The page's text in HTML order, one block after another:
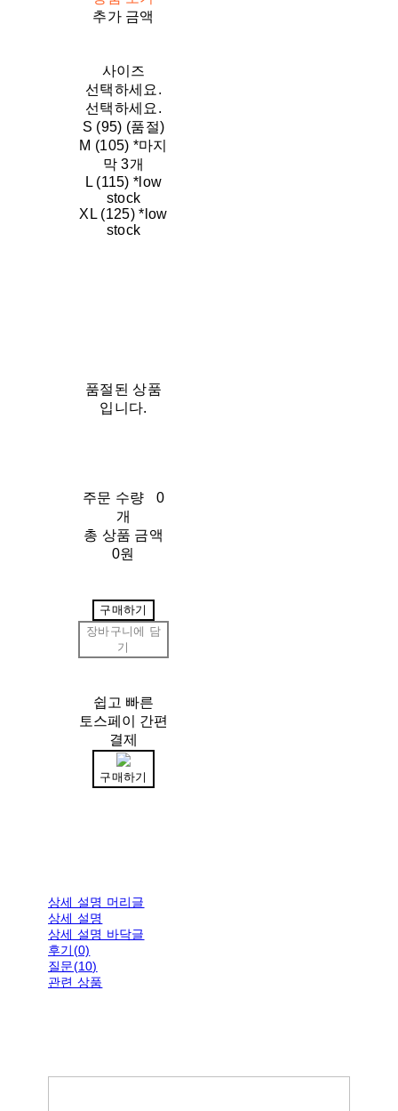
추가 금액
사이즈
선택하세요.
선택하세요.
S (95) (품절)
M (105) *마지
막 3개
L (115) *low
stock
XL (125) *low
stock
품절된 상품
입니다.
주문 수량
0
개
총 상품 금액
0원
구매하기
장바구니에 담
기
쉽고 빠른
토스페이 간편
결제
구매하기
상세 설명 머리글
상세 설명
상세 설명 바닥글
후기(0)
질문(10)
관련 상품